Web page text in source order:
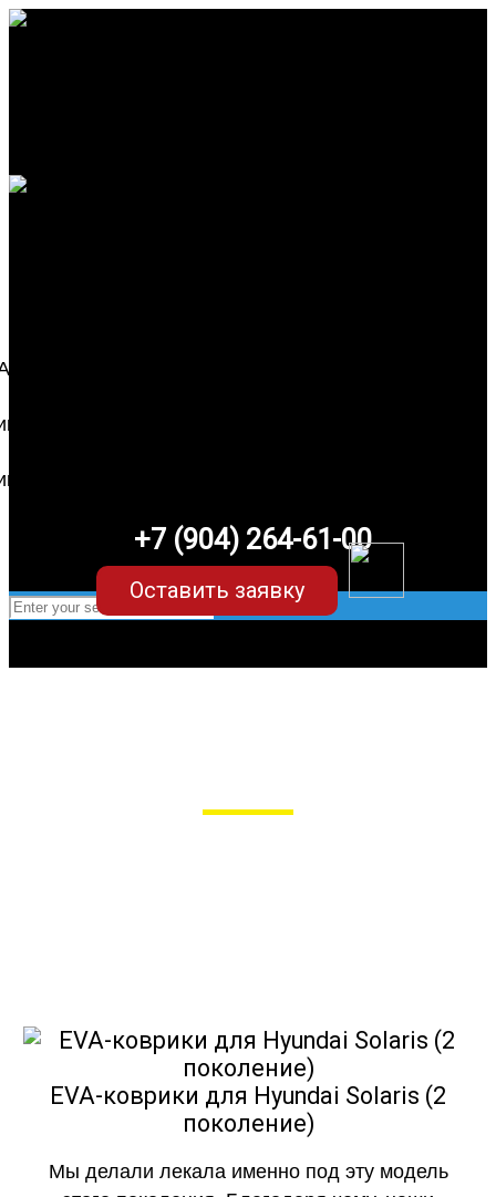
+7 (904) 264-61-00
Оставить заявку
EVA-коврики для Hyundai Solaris (2
поколение)
Мы делали лекала именно под эту модель